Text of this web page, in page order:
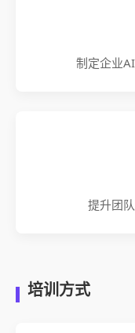
制定企业
提升团
培训方式